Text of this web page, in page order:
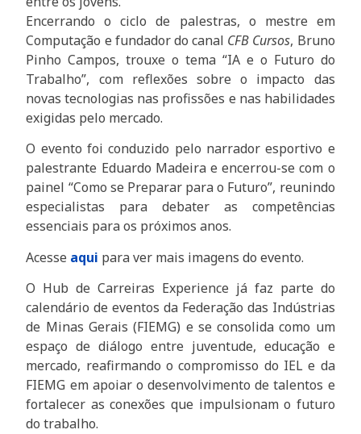
Encerrando o ciclo de palestras, o mestre em
Computação e fundador do canal CFB Cursos, Bruno
Pinho Campos, trouxe o tema “IA e o Futuro do
Trabalho”, com reflexões sobre o impacto das
novas tecnologias nas profissões e nas habilidades
exigidas pelo mercado.
O evento foi conduzido pelo narrador esportivo e
palestrante Eduardo Madeira e encerrou-se com o
painel “Como se Preparar para o Futuro”, reunindo
especialistas para debater as competências
essenciais para os próximos anos.
Acesse aqui para ver mais imagens do evento.
O Hub de Carreiras Experience já faz parte do
calendário de eventos da Federação das Indústrias
de Minas Gerais (FIEMG) e se consolida como um
espaço de diálogo entre juventude, educação e
mercado, reafirmando o compromisso do IEL e da
FIEMG em apoiar o desenvolvimento de talentos e
fortalecer as conexões que impulsionam o futuro
do trabalho.